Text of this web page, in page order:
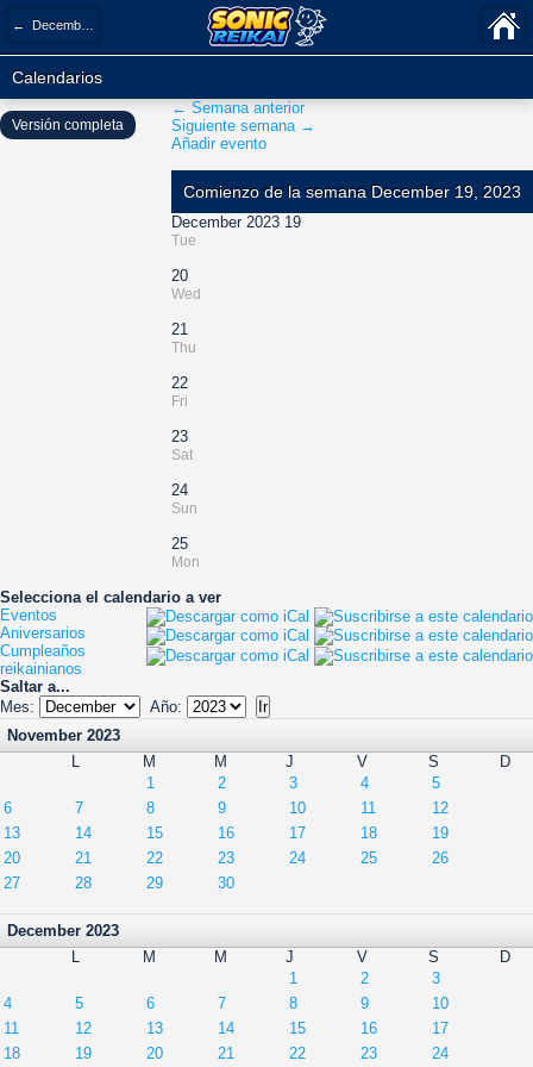
← December 2023
Calendarios
← Semana anterior
Siguiente semana →
Añadir evento
Comienzo de la semana December 19, 2023
December 2023 19
Tue
20
Wed
21
Thu
22
Fri
23
Sat
24
Sun
25
Mon
Selecciona el calendario a ver
Eventos
Aniversarios
Cumpleaños
reikainianos
Saltar a...
Mes:
Año:
November 2023
L
M M J V S
D
1
2 3 4
5
6
7 8 9 10 11
12
13
14 15 16 17 18
19
20
21 22 23 24 25
26
27
28 29 30
December 2023
L
M M J V S
D
1
2
3
4
5 6 7 8 9
10
11
12 13 14 15 16
17
18
19 20 21 22 23 24
Versión completa